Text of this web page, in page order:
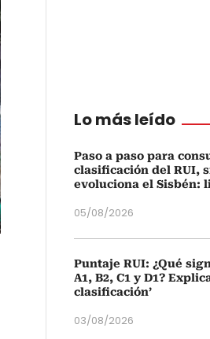
Lo más leído
Paso a paso para
clasificación del RUI,
evoluciona el Sisbén:
05/08/2026
Puntaje RUI: ¿Qué
A1, B2, C1 y D1?
clasificación’
03/08/2026